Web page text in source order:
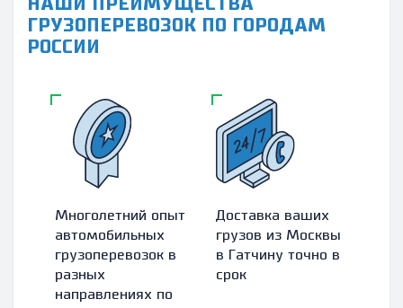
НАШИ ПРЕИМУЩЕСТВА
ГРУЗОПЕРЕВОЗОК ПО ГОРОДАМ
РОССИИ
Многолетний опыт
автомобильных
грузоперевозок в
разных
направлениях по
Доставка ваших
грузов из Москвы
в Гатчину точно в
срок